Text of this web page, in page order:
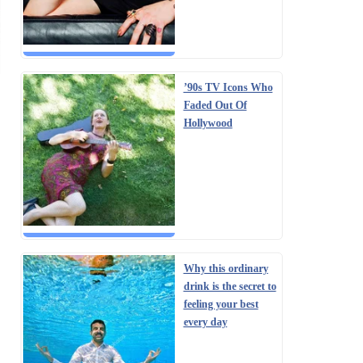
’90s TV Icons Who
Faded Out Of
Hollywood
Why this ordinary
drink is the secret to
feeling your best
every day